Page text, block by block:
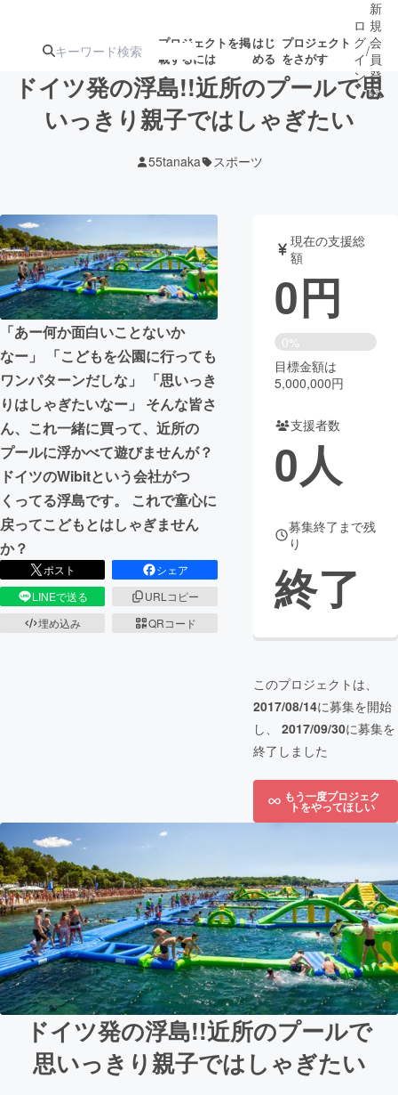
プロジェクトを掲
載するには
はじ
める
プロジェクト
をさがす
ジェクト
ロジェクト
アート・写真 音楽
テクノロジー・ガジェット ゲーム・サ
映像・映画 書籍・雑誌
ビジネス・起業 チャレンジ
まちづくり・地域活性化
CAMPFIRE for Social Good
CAMPFIRE Creation
CAMPFIREふるさと納税
ロ
グ
イ
ン
/
新
規
会
員
登
録
ドイツ発の浮島!!近所のプールで思
いっきり親子ではしゃぎたい
55tanaka スポーツ
「あー何か面白いことないか
なー」 「こどもを公園に行っても
ワンパターンだしな」 「思いっき
りはしゃぎたいなー」 そんな皆さ
ん、これ一緒に買って、近所の
プールに浮かべて遊びませんが？
ドイツのWibitという会社がつ
くってる浮島です。 これで童心に
戻ってこどもとはしゃぎません
か？
ポスト
シェア
LINEで送る
URLコピー
埋め込み
QRコード
現在の支援総
額
0円
0%
目標金額は
5,000,000円
支援者数
0人
募集終了まで残
り
終了
このプロジェクトは、
2017/08/14に募集を開始
し、 2017/09/30に募集を
終了しました
もう一度プロジェク
トをやってほしい
ドイツ発の浮島!!近所のプールで
思いっきり親子ではしゃぎたい